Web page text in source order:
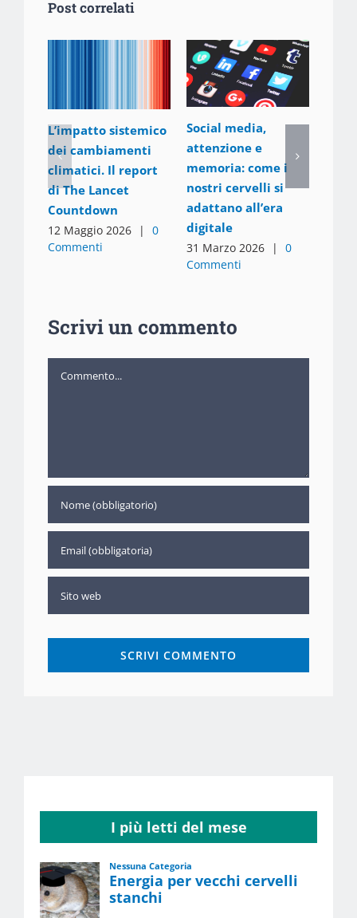
Post correlati
L’impatto sistemico
dei cambiamenti
climatici. Il report
di The Lancet
Countdown
12 Maggio 2026 |
0
Commenti
Social media,
attenzione e
memoria: come i
nostri cervelli si
adattano all’era
digitale
31 Marzo 2026 |
0
Commenti
Scrivi un commento
I più letti del mese